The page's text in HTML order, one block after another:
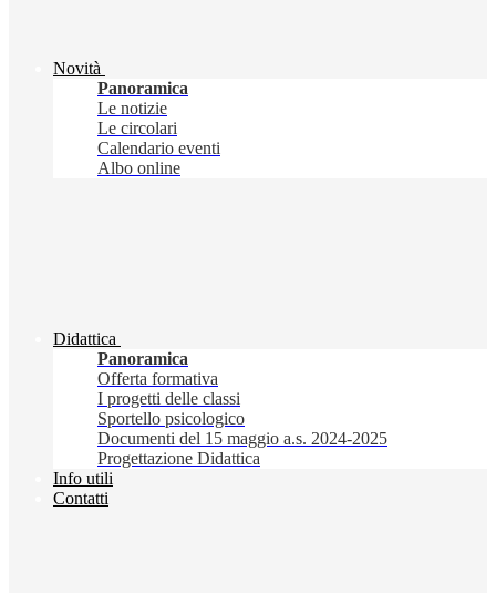
Novità
Panoramica
Le notizie
Le circolari
Calendario eventi
Albo online
Didattica
Panoramica
Offerta formativa
I progetti delle classi
Sportello psicologico
Documenti del 15 maggio a.s. 2024-2025
Progettazione Didattica
Info utili
Contatti